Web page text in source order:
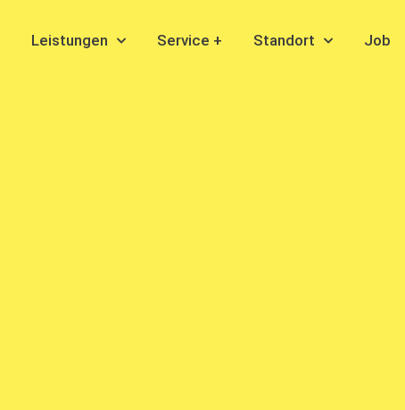
Leistungen Service + Standort Job